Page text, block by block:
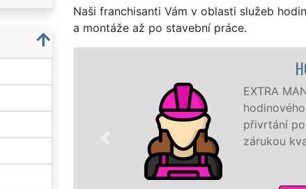
Naši franchisanti Vám v oblasti služeb
a montáže až po stavební práce.
EXTRA MANŽEL pro Vás zajišťuje v
hodinového manžela a to od těch
přivrtání poličky, až po komplexní
zárukou kvalitně odvedené práce